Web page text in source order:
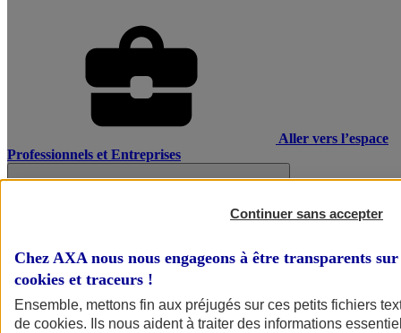
Aller vers l’espace
Professionnels et Entreprises
Continuer sans accepter
Chez AXA nous nous engageons à être transparents
cookies et traceurs !
Ensemble, mettons fin aux préjugés sur ces petits fichiers
de cookies. Ils nous aident à traiter des informations